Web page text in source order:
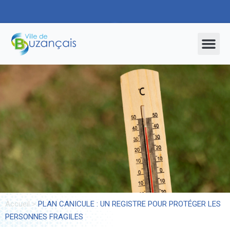
Accueil>PLAN CANICULE : UN REGISTRE POUR PROTÉGER LES
PERSONNES FRAGILES